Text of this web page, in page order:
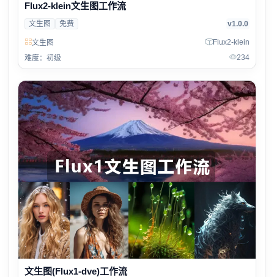
Flux2-klein文生图工作流
文生图 免费 v1.0.0
文生图
Flux2-klein
难度：初级
234
文生图(Flux1-dve)工作流